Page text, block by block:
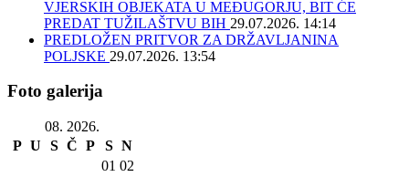
VJERSKIH OBJEKATA U MEĐUGORJU, BIT ĆE
PREDAT TUŽILAŠTVU BIH 29.07.2026. 14:14
PREDLOŽEN PRITVOR ZA DRŽAVLJANINA
POLJSKE 29.07.2026. 13:54
Foto galerija
08. 2026.
P U S Č P S N
01 02